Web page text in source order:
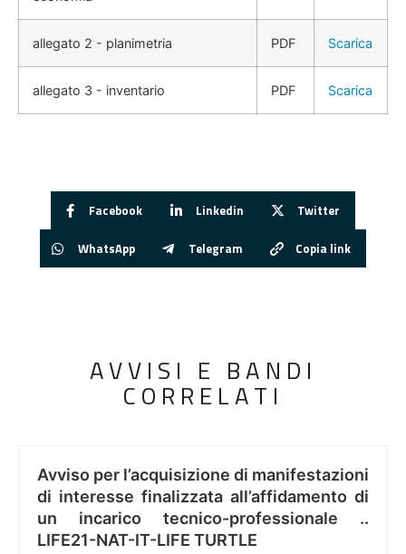
allegato 2 - planimetria PDF Scarica
allegato 3 - inventario PDF Scarica
Facebook Linkedin Twitter
WhatsApp Telegram Copia link
AVVISI E BANDI
CORRELATI
Avviso per l’acquisizione di manifestazioni
di interesse finalizzata all’affidamento di
un incarico tecnico-professionale ..
LIFE21-NAT-IT-LIFE TURTLE